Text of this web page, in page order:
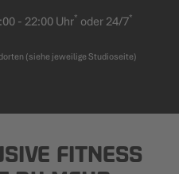
- 22:00 Uhr* oder 24/7*
(siehe jeweilige Studioseite)
FITNESS